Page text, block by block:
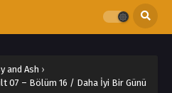
and Ash ›
07 – Bölüm 16 / Daha İyi Bir Günü